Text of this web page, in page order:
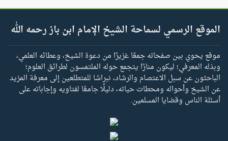
الموقع الرسمي لسماحة الشيخ الإمام ابن باز رحمه الله
موقع يحوي بين صفحاته جمعًا غزيرًا من دعوة الشيخ، وعطائه العلمي،
وبذله المعرفي؛ ليكون منارًا يتجمع حوله الملتمسون لطرائق العلوم؛
الباحثون عن سبل الاعتصام والرشاد، نبراسًا للمتطلعين إلى معرفة المزيد
عن الشيخ وأحواله ومحطات حياته، دليلًا جامعًا لفتاويه وإجاباته على
أسئلة الناس وقضايا المسلمين.